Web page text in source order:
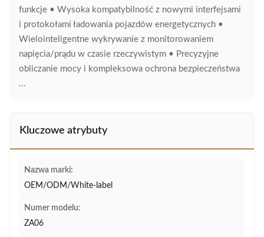
funkcje • Wysoka kompatybilność z nowymi interfejsami
i protokołami ładowania pojazdów energetycznych •
Wielointeligentne wykrywanie z monitorowaniem
napięcia/prądu w czasie rzeczywistym • Precyzyjne
obliczanie mocy i kompleksowa ochrona bezpieczeństwa
...
Kluczowe atrybuty
Nazwa marki:
OEM/ODM/White-label
Numer modelu:
ZA06